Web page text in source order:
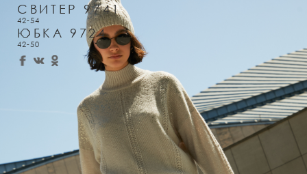
СВИТЕР 9741
42-54
ЮБКА 9724
42-50